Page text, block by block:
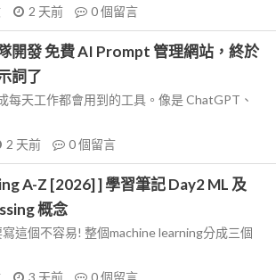
2 天前 0個留言
開發 免費 AI Prompt 管理網站，終於
詞了
每天工作都會用到的工具。像是 ChatGPT、
2 天前 0個留言
A-Z [2026] ] 學習筆記 Day2 ML 及
概念
這個不容易! 整個machine learning分成三個
3 天前 0個留言